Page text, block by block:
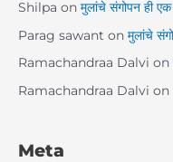
Shilpa on मुलांचे संगोपन ही
Parag sawant on मुलांचे
Ramachandraa Dalvi on
Ramachandraa Dalvi on
Meta